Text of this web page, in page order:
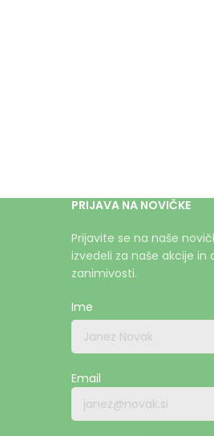
PRIJAVA NA NOVIČKE
Prijavite se na naše
izvedeli za naše akcije in
zanimivosti.
Ime
Email